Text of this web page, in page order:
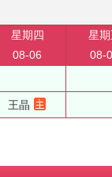
星期四
08-06
星期
08-
王晶